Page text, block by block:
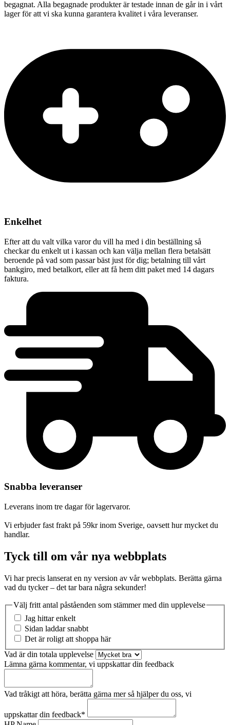
begagnat. Alla begagnade produkter är testade innan de går in i vårt
lager för att vi ska kunna garantera kvalitet i våra leveranser.
Enkelhet
Efter att du valt vilka varor du vill ha med i din beställning så
checkar du enkelt ut i kassan och kan välja mellan flera betalsätt
beroende på vad som passar bäst just för dig; betalning till vårt
bankgiro, med betalkort, eller att få hem ditt paket med 14 dagars
faktura.
Snabba leveranser
Leverans inom tre dagar för lagervaror.
Vi erbjuder fast frakt på 59kr inom Sverige, oavsett hur mycket du
handlar.
Tyck till om vår nya webbplats
Vi har precis lanserat en ny version av vår webbplats. Berätta gärna
vad du tycker – det tar bara några sekunder!
Välj fritt antal påståenden som stämmer med din upplevelse
Jag hittar enkelt
Sidan laddar snabbt
Det är roligt att shoppa här
Vad är din totala upplevelse
Lämna gärna kommentar, vi uppskattar din feedback
Vad tråkigt att höra, berätta gärna mer så hjälper du oss, vi
uppskattar din feedback*